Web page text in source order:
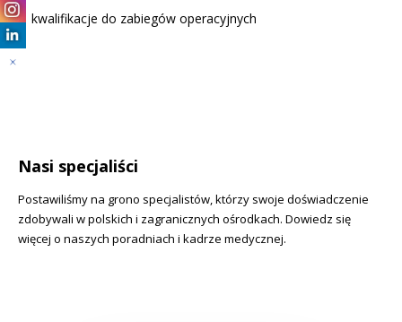
kwalifikacje do zabiegów operacyjnych
Nasi specjaliści
Postawiliśmy na grono specjalistów, którzy swoje doświadczenie
zdobywali w polskich i zagranicznych ośrodkach. Dowiedz się
więcej o naszych poradniach i kadrze medycznej.